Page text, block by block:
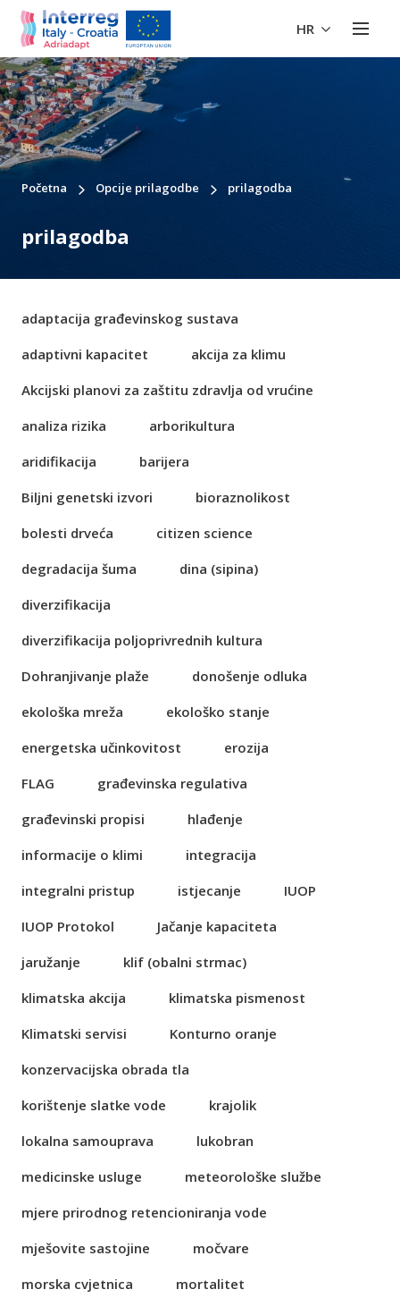
HR
Početna Opcije prilagodbe prilagodba
prilagodba
adaptacija građevinskog sustava
adaptivni kapacitet
akcija za klimu
Akcijski planovi za zaštitu zdravlja od vrućine
analiza rizika
arborikultura
aridifikacija
barijera
Biljni genetski izvori
bioraznolikost
bolesti drveća
citizen science
degradacija šuma
dina (sipina)
diverzifikacija
diverzifikacija poljoprivrednih kultura
Dohranjivanje plaže
donošenje odluka
ekološka mreža
ekološko stanje
energetska učinkovitost
erozija
FLAG
građevinska regulativa
građevinski propisi
hlađenje
informacije o klimi
integracija
integralni pristup
istjecanje
IUOP
IUOP Protokol
Jačanje kapaciteta
jaružanje
klif (obalni strmac)
klimatska akcija
klimatska pismenost
Klimatski servisi
Konturno oranje
konzervacijska obrada tla
korištenje slatke vode
krajolik
lokalna samouprava
lukobran
medicinske usluge
meteorološke službe
mjere prirodnog retencioniranja vode
mješovite sastojine
močvare
morska cvjetnica
mortalitet